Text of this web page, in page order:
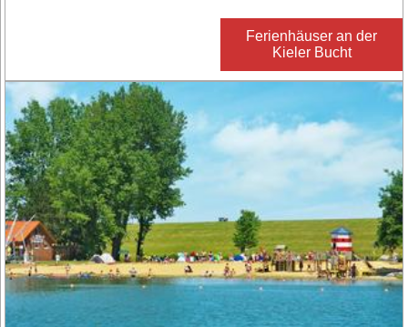
Ferienhäuser an der
Kieler Bucht